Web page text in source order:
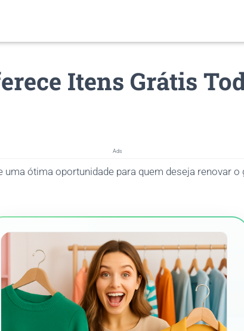
Itens Grátis
Ads
uma ótima oportunidade para quem deseja renovar o